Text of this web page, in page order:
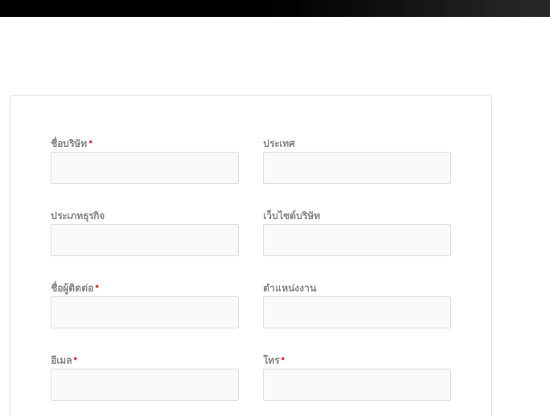
ชื่อบริษัท* ประเทศ
ประเภทธุรกิจ เว็บไซต์บริษัท
ชื่อผู้ติดต่อ* ตำแหน่งงาน
อีเมล* โทร*